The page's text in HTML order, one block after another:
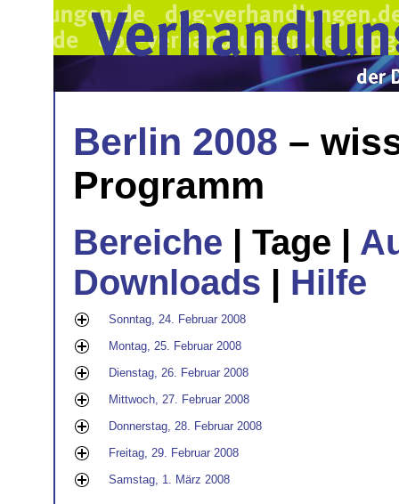
Berlin 2008 –
Programm
Bereiche | Tage |
Downloads
Hilfe
Sonntag, 24. Februar 2008
Montag, 25. Februar 2008
Dienstag, 26. Februar 2008
Mittwoch, 27. Februar 2008
Donnerstag, 28. Februar 2008
Freitag, 29. Februar 2008
Samstag, 1. März 2008